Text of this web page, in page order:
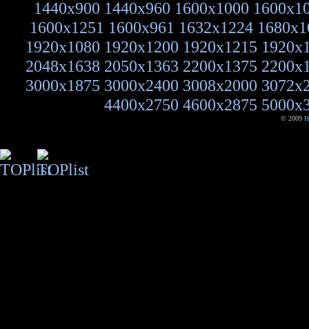
1440x900 1440x960 1600x1000
1600x1251 1600x961 1632x1224
1920x1080 1920x1200 1920x1215
2048x1638 2050x1363 2200x1375
3000x1875 3000x2400 3008x2000
4400x2750 4600x2875
© 2009